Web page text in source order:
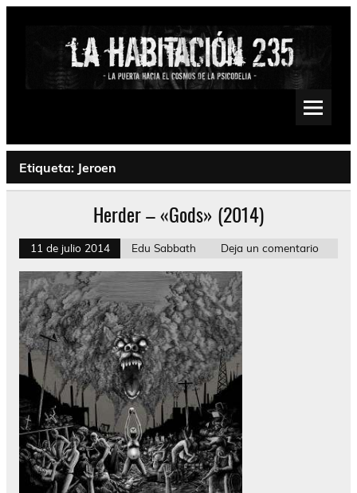
Saltar
Psychedelic, Stoner, Doom, Sludge, Fuzz, Space, Drone
Etiqueta: Jeroen
Herder – «Gods» (2014)
11 de julio 2014 Edu Sabbath Deja un comentario